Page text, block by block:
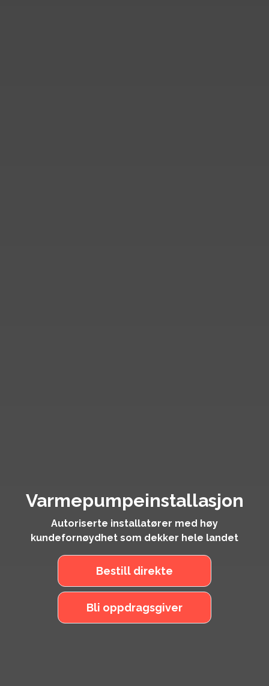
Varmepumpeinstallasjon
Autoriserte installatører med høy
kundefornøydhet som dekker hele landet
Bestill direkte
Bli oppdragsgiver